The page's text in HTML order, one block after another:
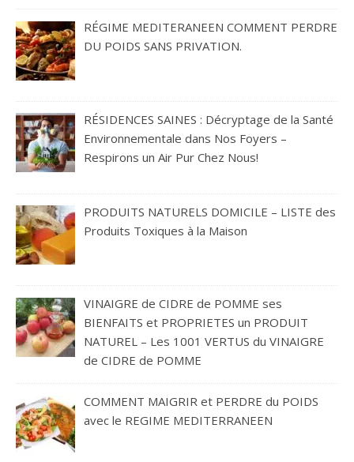
RÉGIME MEDITERANEEN COMMENT PERDRE
DU POIDS SANS PRIVATION.
RÉSIDENCES SAINES : Décryptage de la Santé
Environnementale dans Nos Foyers –
Respirons un Air Pur Chez Nous!
PRODUITS NATURELS DOMICILE – LISTE des
Produits Toxiques à la Maison
VINAIGRE de CIDRE de POMME ses
BIENFAITS et PROPRIETES un PRODUIT
NATUREL – Les 1001 VERTUS du VINAIGRE
de CIDRE de POMME
COMMENT MAIGRIR et PERDRE du POIDS
avec le REGIME MEDITERRANEEN